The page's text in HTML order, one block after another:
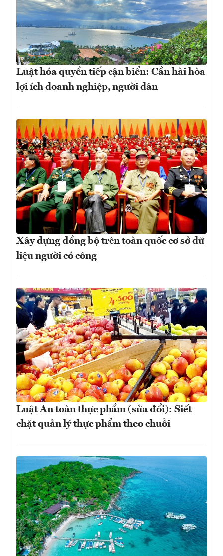
Luật hóa quyền tiếp cận biển: Cần hài hòa
lợi ích doanh nghiệp, người dân
Xây dựng đồng bộ trên toàn quốc cơ sở dữ
liệu người có công
Luật An toàn thực phẩm (sửa đổi): Siết
chặt quản lý thực phẩm theo chuỗi